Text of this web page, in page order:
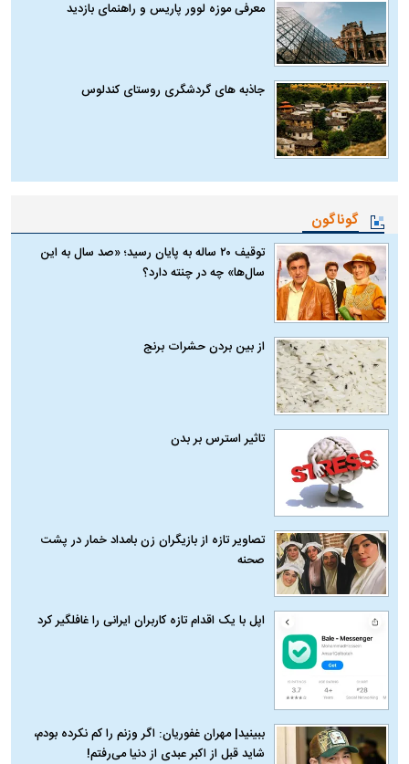
معرفی موزه لوور پاریس و راهنمای بازدید
جاذبه های گردشگری روستای کندلوس
گوناگون
توقیف ۲۰ ساله به پایان رسید؛ «صد سال به این
سال‌ها» چه در چنته دارد؟
از بین بردن حشرات برنج
تاثیر استرس بر بدن
تصاویر تازه از بازیگران زن بامداد خمار در پشت
صحنه
اپل با یک اقدام تازه کاربران ایرانی را غافلگیر کرد
ببینید| مهران غفوریان: اگر وزنم را کم نکرده بودم،
شاید قبل از اکبر عبدی از دنیا می‌رفتم!